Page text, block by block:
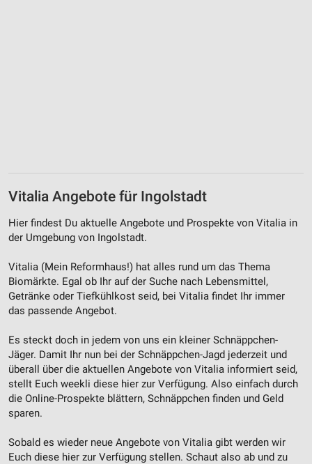
Vitalia Angebote für Ingolstadt
Hier findest Du aktuelle Angebote und Prospekte von Vitalia in
der Umgebung von Ingolstadt.
Vitalia (Mein Reformhaus!) hat alles rund um das Thema
Biomärkte. Egal ob Ihr auf der Suche nach Lebensmittel,
Getränke oder Tiefkühlkost seid, bei Vitalia findet Ihr immer
das passende Angebot.
Es steckt doch in jedem von uns ein kleiner Schnäppchen-
Jäger. Damit Ihr nun bei der Schnäppchen-Jagd jederzeit und
überall über die aktuellen Angebote von Vitalia informiert seid,
stellt Euch weekli diese hier zur Verfügung. Also einfach durch
die Online-Prospekte blättern, Schnäppchen finden und Geld
sparen.
Sobald es wieder neue Angebote von Vitalia gibt werden wir
Euch diese hier zur Verfügung stellen. Schaut also ab und zu
Entwicklung und Verbesserung der Angebote
Verwendung reduzierter Daten zur Auswahl von
Inhalten
Verwendung genauer Standortdaten
Geräte anhand von aktiv angeforderten
Informationen identifizieren
Nicht-IAB-Verarbeitungszwecke:
Notwendig
Performance
Funktional
Werbung